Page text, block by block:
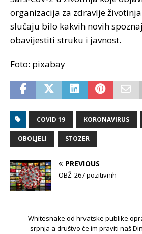
organizacija za zdravlje životinja
slučaju bilo kakvih novih
obavijestiti struku i javnost.
Foto: pixabay
COVID 19 KORONAVIRUS
OBOLJELI STOZER
PREVIOUS
OBŽ: 267 pozitivnih
Whitesnake od hrvatske publike
srpnja a društvo će im praviti naš